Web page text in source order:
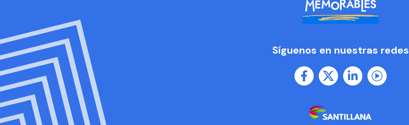
Síguenos en nuestras redes